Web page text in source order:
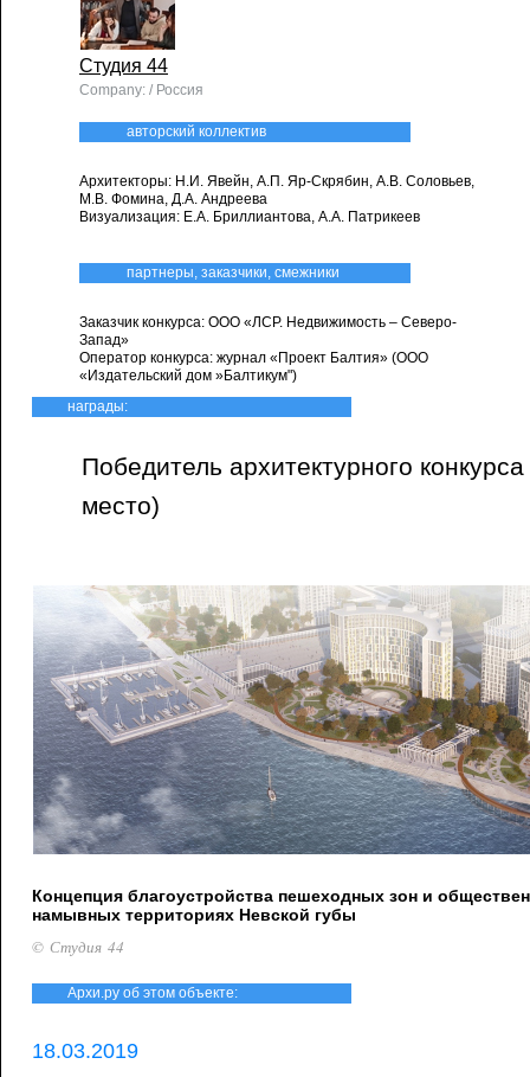
Студия 44
Company: / Россия
авторский коллектив
Архитекторы: Н.И. Явейн, А.П. Яр-Скрябин, А.В. Соловьев,
М.В. Фомина, Д.А. Андреева
Визуализация: Е.А. Бриллиантова, А.А. Патрикеев
партнеры, заказчики, смежники
Заказчик конкурса: ООО «ЛСР. Недвижимость – Северо-
Запад»
Оператор конкурса: журнал «Проект Балтия» (ООО
«Издательский дом »Балтикум")
награды:
Победитель архитектурного
место)
Концепция благоустройства пешеходных зон и
намывных территориях Невской губы
© Студия 44
Архи.ру об этом объекте:
18.03.2019